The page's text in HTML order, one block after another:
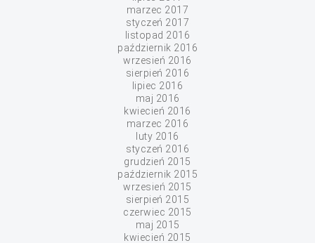
marzec 2017
styczeń 2017
listopad 2016
październik 2016
wrzesień 2016
sierpień 2016
lipiec 2016
maj 2016
kwiecień 2016
marzec 2016
luty 2016
styczeń 2016
grudzień 2015
październik 2015
wrzesień 2015
sierpień 2015
czerwiec 2015
maj 2015
kwiecień 2015